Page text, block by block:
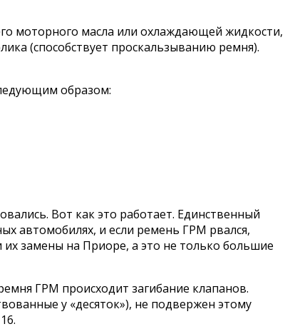
моторного масла или охлаждающей жидкости,
(способствует проскальзыванию ремня).
образом:
Вот как это работает. Единственный
автомобилях, и если ремень ГРМ рвался,
замены на Приоре, а это не только большие
ГРМ происходит загибание клапанов.
у «десяток»), не подвержен этому